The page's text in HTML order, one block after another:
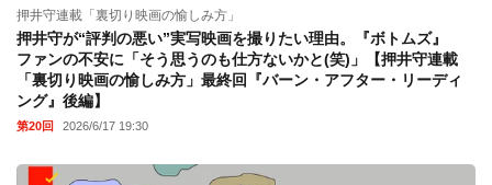
押井守連載「裏切り映画の愉しみ方」
押井守が“評判の悪い”実写映画を撮りたい理由。『ボトムズ』
ファンの不安に「そう思うのも仕方ないかと(笑)」【押井守連載
「裏切り映画の愉しみ方」最終回『バーン・アフター・リーディ
ング』後編】
第20回 2026/6/17 19:30